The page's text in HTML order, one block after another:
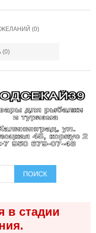
(0)
(0)
ПОИСК
в стадии